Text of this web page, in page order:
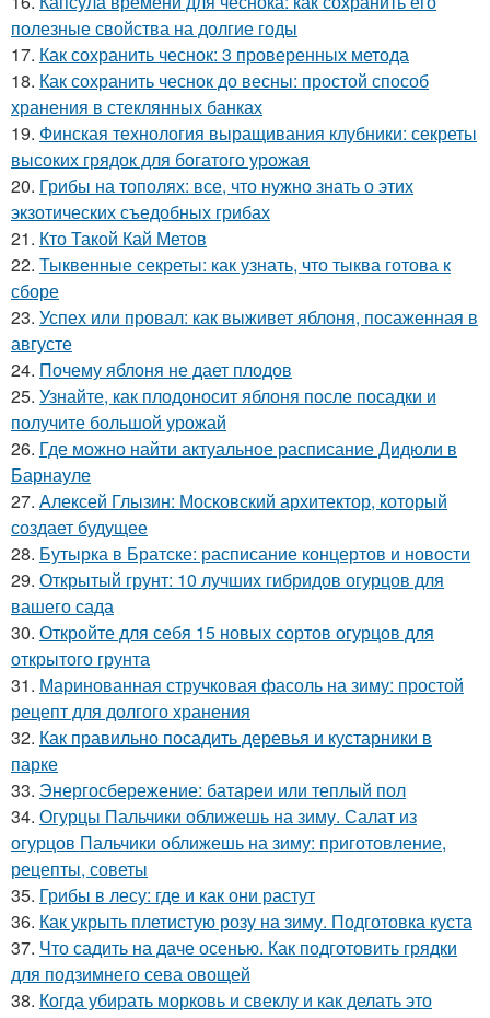
полезные свойства на долгие годы
17. Как сохранить чеснок: 3 проверенных метода
18. Как сохранить чеснок до весны: простой способ
хранения в стеклянных банках
19. Финская технология выращивания клубники: секреты
высоких грядок для богатого урожая
20. Грибы на тополях: все, что нужно знать о этих
экзотических съедобных грибах
21. Кто Такой Кай Метов
22. Тыквенные секреты: как узнать, что тыква готова к
сборе
23. Успех или провал: как выживет яблоня, посаженная в
августе
24. Почему яблоня не дает плодов
25. Узнайте, как плодоносит яблоня после посадки и
получите большой урожай
26. Где можно найти актуальное расписание Дидюли в
Барнауле
27. Алексей Глызин: Московский архитектор, который
создает будущее
28. Бутырка в Братске: расписание концертов и новости
29. Открытый грунт: 10 лучших гибридов огурцов для
вашего сада
30. Откройте для себя 15 новых сортов огурцов для
открытого грунта
31. Маринованная стручковая фасоль на зиму: простой
рецепт для долгого хранения
32. Как правильно посадить деревья и кустарники в
парке
33. Энергосбережение: батареи или теплый пол
34. Огурцы Пальчики оближешь на зиму. Салат из
огурцов Пальчики оближешь на зиму: приготовление,
рецепты, советы
35. Грибы в лесу: где и как они растут
36. Как укрыть плетистую розу на зиму. Подготовка куста
37. Что садить на даче осенью. Как подготовить грядки
для подзимнего сева овощей
38. Когда убирать морковь и свеклу и как делать это